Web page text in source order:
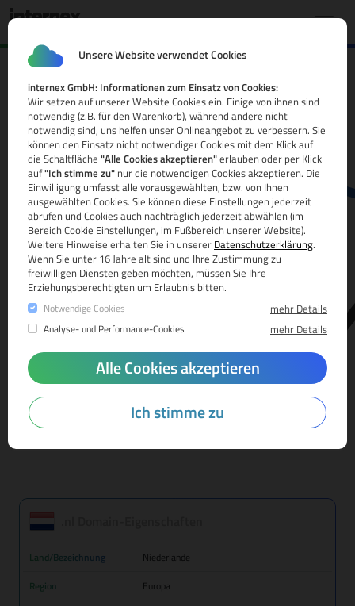
Unsere Website verwendet Cookies
internex GmbH: Informationen zum Einsatz von Cookies:
Wir setzen auf unserer Website Cookies ein. Einige von ihnen sind
notwendig (z.B. für den Warenkorb), während andere nicht
notwendig sind, uns helfen unser Onlineangebot zu verbessern. Sie
können den Einsatz nicht notwendiger Cookies mit dem Klick auf
die Schaltfläche "Alle Cookies akzeptieren"erlauben oder per Klick
auf"Ich stimme zu" nur die notwendigen Cookies akzeptieren. Die
Einwilligung umfasst alle vorausgewählten, bzw. von Ihnen
ausgewählten Cookies. Sie können diese Einstellungen jederzeit
abrufen und Cookies auch nachträglich jederzeit abwählen (im
Bereich Cookie Einstellungen, im Fußbereich unserer Website).
Weitere Hinweise erhalten Sie in unserer Datenschutzerklärung.
Wenn Sie unter 16 Jahre alt sind und Ihre Zustimmung zu
freiwilligen Diensten geben möchten, müssen Sie Ihre
Erziehungsberechtigten um Erlaubnis bitten.
Notwendige Cookies mehr Details
Analyse- und Performance-Cookies mehr Details
Alle Cookies akzeptieren
Ich stimme zu
.nl Domain
Alle Infos
www.
Mehr Infos zur Domain-Endung
Land/Bezeichnung
Niederlande
Region
Europa